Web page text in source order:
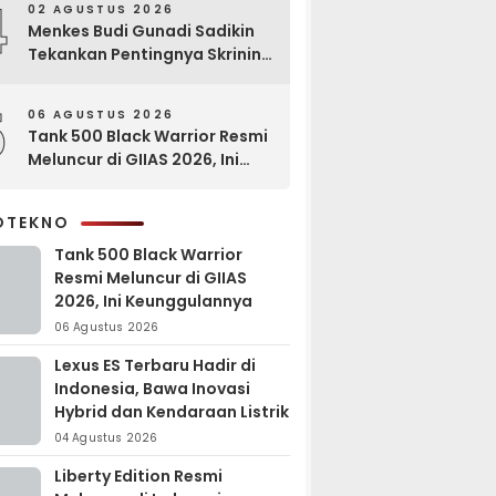
02 AGUSTUS 2026
Menkes Budi Gunadi Sadikin
Tekankan Pentingnya Skrining
06 AGUSTUS 2026
Tank 500 Black Warrior Resmi
Meluncur di GIIAS 2026, Ini
Tank 500 Black Warrior
Resmi Meluncur di GIIAS
2026, Ini Keunggulannya
06 Agustus 2026
Lexus ES Terbaru Hadir di
Indonesia, Bawa Inovasi
Hybrid dan Kendaraan Listrik
04 Agustus 2026
Liberty Edition Resmi